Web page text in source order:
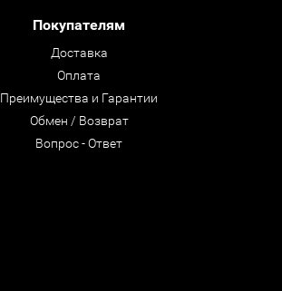
Покупателям
Доставка
Оплата
Преимущества и Гарантии
Обмен / Возврат
Вопрос - Ответ